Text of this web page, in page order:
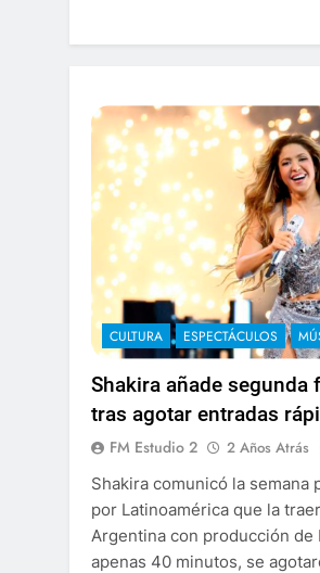
CULTURA ESPECTÁCULOS
Shakira añade segunda
tras agotar entradas
FM Estudio 2 2 Años Atrás
Shakira comunicó la semana
por Latinoamérica que la
Argentina con producción de
apenas 40 minutos, se